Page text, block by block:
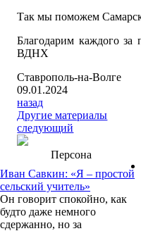
Так мы поможем
Благодарим каждого
ВДНХ
Ставрополь-на-Волге
09.01.2024
назад
Другие материалы
следующий
Персона
Иван Савкин: «Я – простой
сельский учитель»
Он говорит спокойно, как
будто даже немного
сдержанно, но за